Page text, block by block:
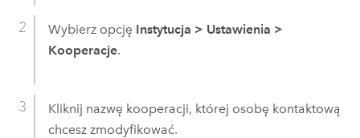
Wybierz opcję Instytucja > Ustawienia >
Kooperacje.
Kliknij nazwę kooperacji, której osobę kontaktową
chcesz zmodyfikować.